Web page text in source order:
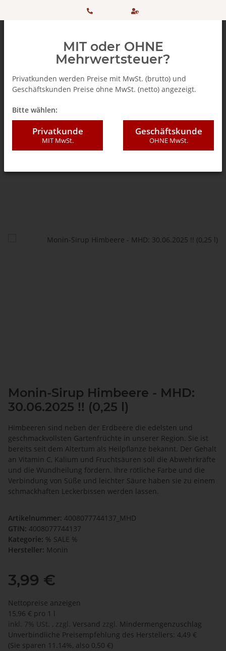
+ 49
506 98
einkaufen
SSL
Monin-Sirup Himbeere - MHD:
30.06.2025 !! (0,25 l)
Himbeeren sind neben der Erdbeere die edelsten und
geschmackvollsten Gartenfrüchte in unserer Region. Sie ist
bereits seit dem Altertum als Heilpflanze bekannt. Der Gehalt
an Vitamin C, Kalium und Fruchtsäuren soll die Abwehrkräfte
und die Wundheilung fördern. Ihre rötliche Farbe und die
Verbindung von Süße und leichter Säure haben sie zu einem
schmackhaften Leckerbissen werden lassen.
Artikelnummer: 4008077744137_MHD
GTIN: 4008077744137
Kategorie: % SALE %
Hersteller: Monin
3,99 €
Nettopreise anzeigen
15,96 € pro 1 l
inkl. 7% USt. , zzgl. Versand zzgl.
Mindermengenzuschlag
Unverbindliche Preisempfehlung des Herstellers: 4,49 €
(Sie sparen 11.14%, also 0,50 €)
MIT oder OHNE
Mehrwertsteuer?
Privatkunden werden Preise mit MwSt. (brutto) und
Geschäftskunden Preise ohne MwSt. (netto) angezeigt.
Bitte wählen:
Privatkunde
MIT MwSt.
Geschäftskunde
OHNE MwSt.